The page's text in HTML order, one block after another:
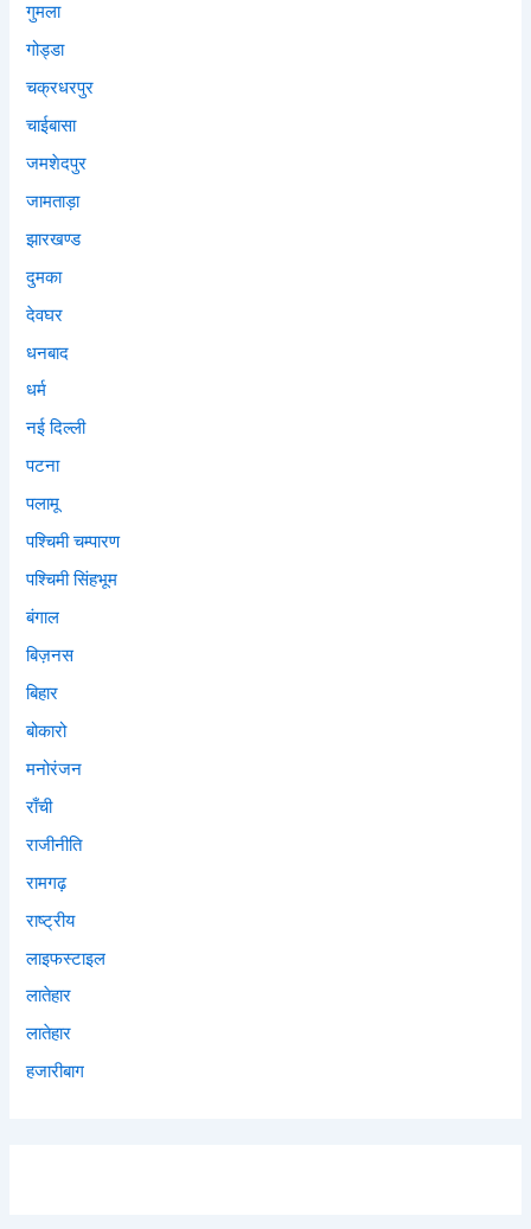
गुमला
गोड्डा
चक्रधरपुर
चाईबासा
जमशेदपुर
जामताड़ा
झारखण्ड
दुमका
देवघर
धनबाद
धर्म
नई दिल्ली
पटना
पलामू
पश्चिमी चम्पारण
पश्चिमी सिंहभूम
बंगाल
बिज़नस
बिहार
बोकारो
मनोरंजन
राँची
राजीनीति
रामगढ़
राष्ट्रीय
लाइफस्टाइल
लातेहार
लातेहार
हजारीबाग